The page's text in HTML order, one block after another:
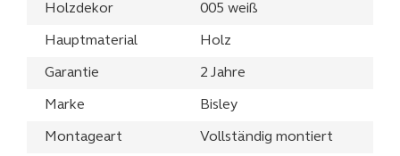
Holzdekor 005 weiß
Hauptmaterial Holz
Garantie 2 Jahre
Marke Bisley
Montageart Vollständig montiert